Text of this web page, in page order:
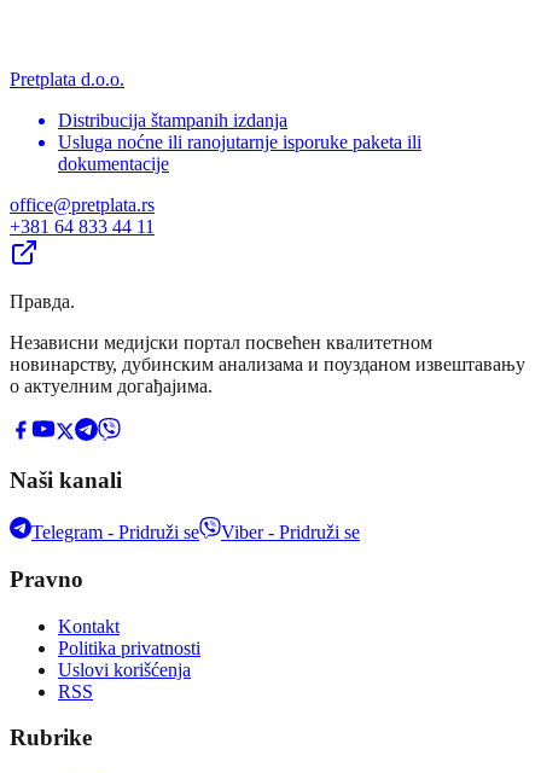
Pretplata d.o.o.
Distribucija štampanih izdanja
Usluga noćne ili ranojutarnje isporuke paketa ili
dokumentacije
office@pretplata.rs
+381 64 833 44 11
Правда.
Независни медијски портал посвећен квалитетном
новинарству, дубинским анализама и поузданом извештавању
о актуелним догађајима.
Naši kanali
Telegram - Pridruži se Viber - Pridruži se
Pravno
Kontakt
Politika privatnosti
Uslovi korišćenja
RSS
Rubrike